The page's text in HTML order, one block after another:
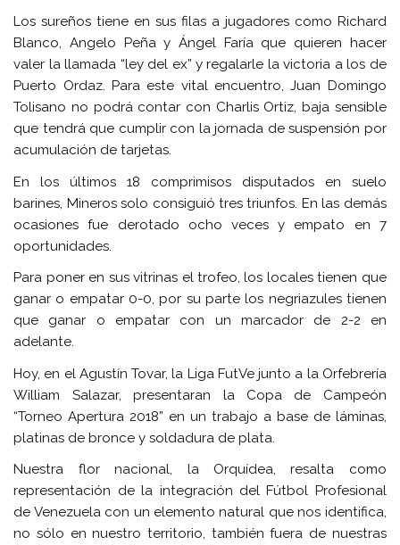
Los sureños tiene en sus filas a jugadores como Richard
Blanco, Angelo Peña y Ángel Faría que quieren hacer
valer la llamada “ley del ex” y regalarle la victoria a los de
Puerto Ordaz. Para este vital encuentro, Juan Domingo
Tolisano no podrá contar con Charlis Ortiz, baja sensible
que tendrá que cumplir con la jornada de suspensión por
acumulación de tarjetas.
En los últimos 18 comprimisos disputados en suelo
barines, Mineros solo consiguió tres triunfos. En las demás
ocasiones fue derotado ocho veces y empato en 7
oportunidades.
Para poner en sus vitrinas el trofeo, los locales tienen que
ganar o empatar 0-0, por su parte los negriazules tienen
que ganar o empatar con un marcador de 2-2 en
adelante.
Hoy, en el Agustín Tovar, la Liga FutVe junto a la Orfebrería
William Salazar, presentaran la Copa de Campeón
“Torneo Apertura 2018” en un trabajo a base de láminas,
platinas de bronce y soldadura de plata.
Nuestra flor nacional, la Orquídea, resalta como
representación de la integración del Fútbol Profesional
de Venezuela con un elemento natural que nos identifica,
no sólo en nuestro territorio, también fuera de nuestras